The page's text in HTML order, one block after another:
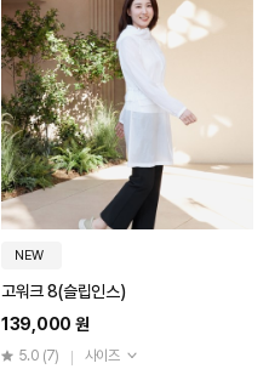
NEW
고워크 8(슬립인스)
139,000 원
5.0 (7) 사이즈